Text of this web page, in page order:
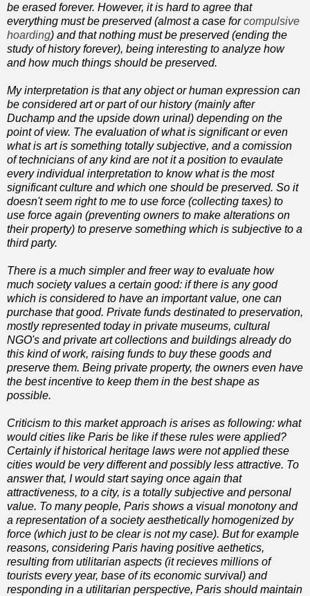
be erased forever. However, it is hard to agree that
everything must be preserved (almost a case forcompulsive
hoarding) and that nothing must be preserved (ending the
study of history forever), being interesting to analyze how
and how much things should be preserved.
My interpretation is that any object or human expression can
be considered art or part of our history (mainly after
Duchamp and the upside down urinal) depending on the
point of view. The evaluation of what is significant or even
what is art is something totally subjective, and a comission
of technicians of any kind are not it a position to evaulate
every individual interpretation to know what is the most
significant culture and which one should be preserved. So it
doesn't seem right to me to use force (collecting taxes) to
use force again (preventing owners to make alterations on
their property) to preserve something which is subjective to a
third party.
There is a much simpler and freer way to evaluate how
much society values a certain good: if there is any good
which is considered to have an important value, one can
purchase that good. Private funds destinated to preservation,
mostly represented today in private museums, cultural
NGO's and private art collections and buildings already do
this kind of work, raising funds to buy these goods and
preserve them. Being private property, the owners even have
the best incentive to keep them in the best shape as
possible.
Criticism to this market approach is arises as following: what
would cities like Paris be like if these rules were applied?
Certainly if historical heritage laws were not applied these
cities would be very different and possibly less attractive. To
answer that, I would start saying once again that
attractiveness, to a city, is a totally subjective and personal
value. To many people, Paris shows a visual monotony and
a representation of a society aesthetically homogenized by
force (which just to be clear is not my case). But for example
reasons, considering Paris having positive aethetics,
resulting from utilitarian aspects (it recieves millions of
tourists every year, base of its economic survival) and
responding in a utilitarian perspective, Paris should maintain